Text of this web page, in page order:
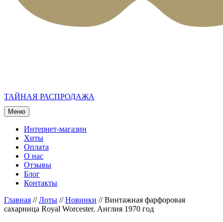
ТАЙНАЯ РАСПРОДАЖА
Меню
Интернет-магазин
Хиты
Оплата
О нас
Отзывы
Блог
Контакты
Главная //Лоты //Новинки //Винтажная фарфоровая
сахарница Royal Worcester. Англия 1970 год